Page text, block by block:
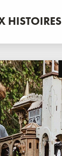
HISTOIRES